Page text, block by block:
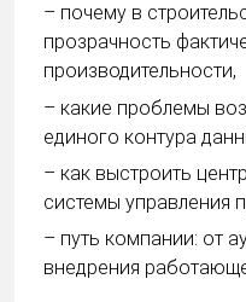
– почему в
прозрачность
производительности,
– какие проблемы
единого контура
– как выстроить
системы управления
– путь компании: от
внедрения